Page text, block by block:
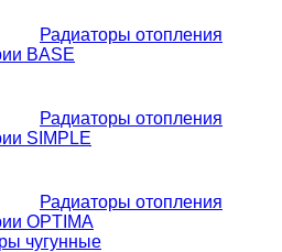
Радиаторы отопления
BASE
Радиаторы отопления
SIMPLE
Радиаторы отопления
OPTIMA
чугунные